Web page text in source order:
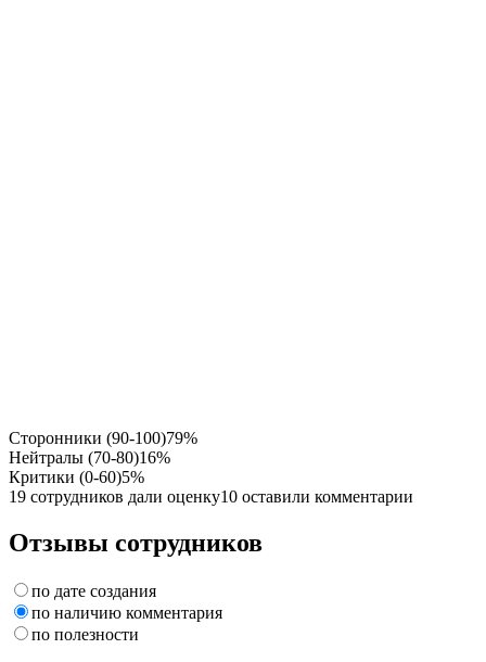
Сторонники (90-100)79%
Нейтралы (70-80)16%
Критики (0-60)5%
19 сотрудников дали оценку10 оставили комментарии
Отзывы сотрудников
по дате создания
по наличию комментария
по полезности